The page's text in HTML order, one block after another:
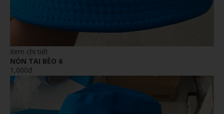
Xem chi tiết
NÓN TAI BÈO 6
1,000đ